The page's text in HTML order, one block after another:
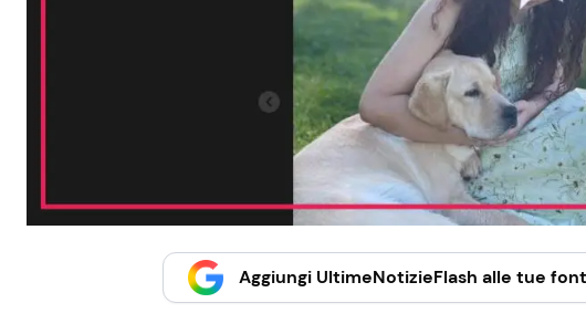
Aggiungi UltimeNotizieFlash alle tue